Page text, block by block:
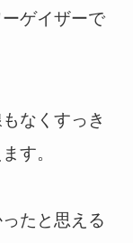
ゲイザーで
なくすっき
す。
たと思える